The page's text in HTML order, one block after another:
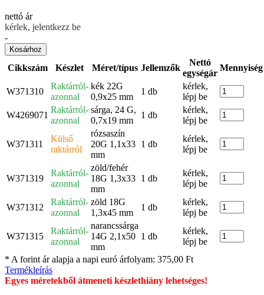
nettó ár
kérlek, jelentkezz be
-
Kosárhoz
Cikkszám Készlet Méret/típus Jellemzők
Nettó
egységár
Mennyiség
W371310
Raktárról-
azonnal
kék 22G
0,9x25 mm
1 db
kérlek,
lépj be
W4269071
Raktárról-
azonnal
sárga, 24 G,
0,7x19 mm
1 db
kérlek,
lépj be
W371311
Külső
raktárról
rózsaszín
20G 1,1x33
mm
1 db
kérlek,
lépj be
W371319
Raktárról-
azonnal
zöld/fehér
18G 1,3x33
mm
1 db
kérlek,
lépj be
W371312
Raktárról-
azonnal
zöld 18G
1,3x45 mm
1 db
kérlek,
lépj be
W371315
Raktárról-
azonnal
narancssárga
14G 2,1x50
mm
1 db
kérlek,
lépj be
* A forint ár alapja a napi euró árfolyam: 375,00 Ft
Termékleírás
Egyes méretekből átmeneti készlethiány lehetséges!